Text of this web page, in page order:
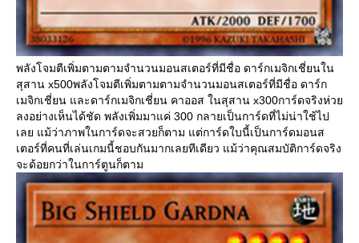
พลังโจมตีเพิ่มตามตามจำนวนมอนสเตอร์ที่มีชื่อ ดาร์กเมจิกเชี่ยนใน
สุสาน x500พลังโจมตีเพิ่มตามตามจำนวนมอนสเตอร์ที่มีชื่อ ดาร์ก
เมจิกเชี่ยน และดาร์กเมจิกเชี่ยน คาออส ในสุสาน x300การ์ดจริงห่ว
ลงอย่างเห็นได้ชัด พลังเพิ่มมาแค่ 300 กลายเป็นการ์ดที่ไม่น่าใช้ไป
เลย แม้ว่าภาพในการ์ดจะสวยก็ตาม แต่การ์ดใบนี้เป็นการ์ดมอนส
เตอร์ที่คนที่เล่นเกมนี้ชอบกันมากเลยทีเดียว แม้ว่าคุณสมบัติการ์ดจริง
จะด้อยกว่าในการ์ตูนก็ตาม